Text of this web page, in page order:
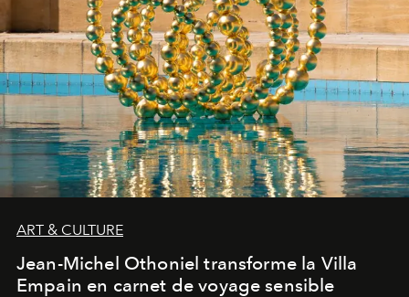
ART & CULTURE
Jean-Michel Othoniel transforme la Villa
Empain en carnet de voyage sensible